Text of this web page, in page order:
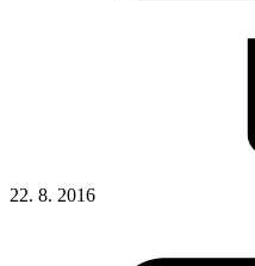
22. 8. 2016